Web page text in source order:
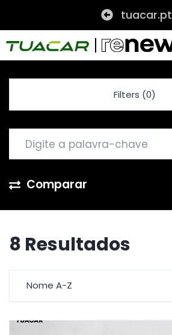
tuacar.pt
Filters (0)
Comparar
8 Resultados
Nome A-Z